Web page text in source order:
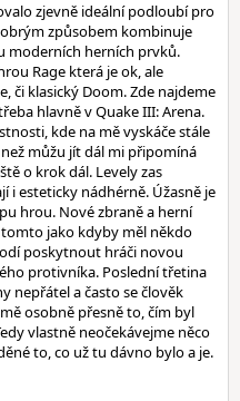
zjevně ideální podloubí pro
způsobem kombinuje
moderních herních prvků.
Rage která je ok, ale
či klasický Doom. Zde najdeme
hlavně v Quake III: Arena.
kde na mě vyskáče stále
můžu jít dál mi připomíná
o krok dál. Levely zas
i esteticky nádhérně. Úžasně je
hrou. Nové zbraně a herní
jako kdyby měl někdo
poskytnout hráči novou
protivníka. Poslední třetina
nepřátel a často se člověk
osobně přesně to, čím byl
vlastně neočekávejme něco
to, co už tu dávno bylo a je.